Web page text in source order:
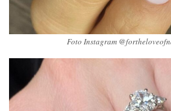
Foto Instagram